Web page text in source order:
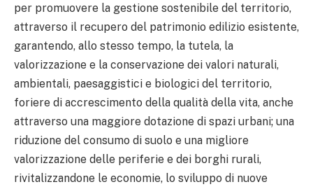
per promuovere la gestione sostenibile del territorio,
attraverso il recupero del patrimonio edilizio esistente,
garantendo, allo stesso tempo, la tutela, la
valorizzazione e la conservazione dei valori naturali,
ambientali, paesaggistici e biologici del territorio,
foriere di accrescimento della qualità della vita, anche
attraverso una maggiore dotazione di spazi urbani; una
riduzione del consumo di suolo e una migliore
valorizzazione delle periferie e dei borghi rurali,
rivitalizzandone le economie, lo sviluppo di nuove